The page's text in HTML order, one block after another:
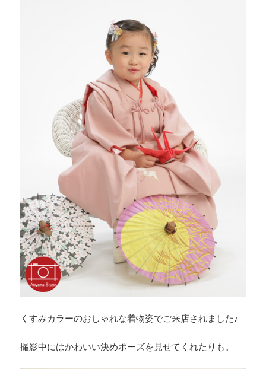
くすみカラーのおしゃれな着物姿でご来店されました♪
撮影中にはかわいい決めポーズを見せてくれたりも。